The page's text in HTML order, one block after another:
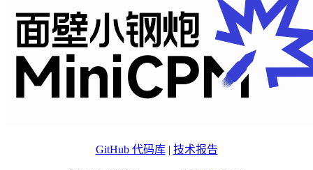
GitHub 代码库| 技术报告